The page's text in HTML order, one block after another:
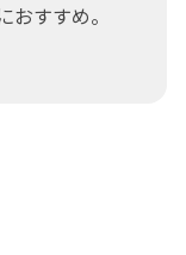
すすめ。